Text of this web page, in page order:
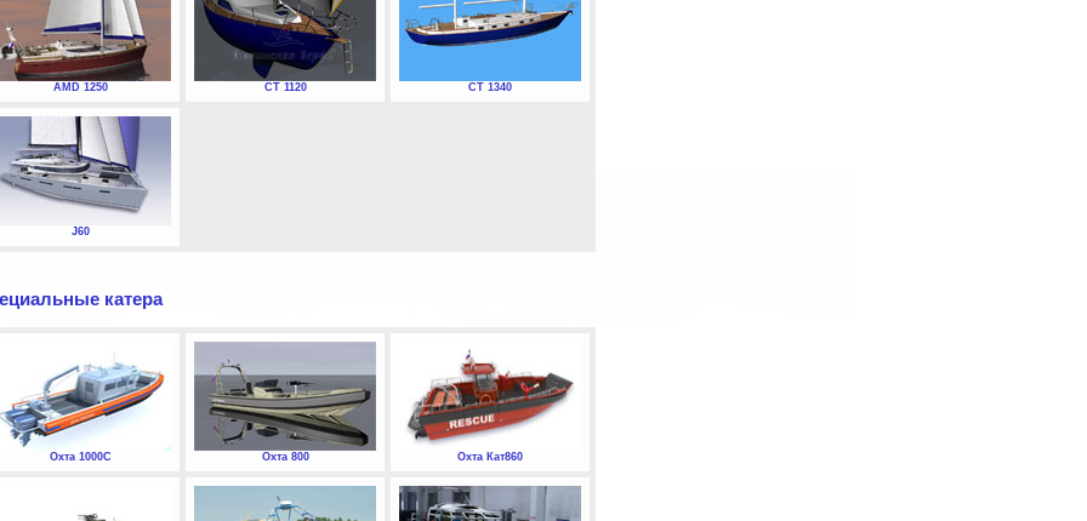
AMD 1250 СТ 1120 СТ 1340
J60
катера
Охта 1000С Охта 800 Охта Кат860